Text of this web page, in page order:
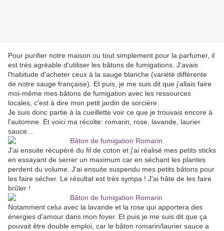
Pour purifier notre maison ou tout simplement pour la parfumer, il
est très agréable d'utiliser les bâtons de fumigations. J'avais
l'habitude d'acheter ceux à la sauge blanche (variété différente
de notre sauge française). Et puis, je me suis dit que j'allais faire
moi-même mes bâtons de fumigation avec les ressources
locales, c'est à dire mon petit jardin de sorcière.
Je suis donc partie à la cueillette voir ce que je trouvais encore à
l'automne. Et voici ma récolte: romarin, rose, lavande, laurier
sauce...
J'ai ensuite récupéré du fil de coton et j'ai réalisé mes petits sticks
en essayant de serrer un maximum car en séchant les plantes
perdent du volume. J'ai ensuite suspendu mes petits bâtons pour
les faire sécher. Le résultat est très sympa ! J'ai hâte de les faire
brûler !
Notamment celui avec la lavande et la rose qui apportera des
énergies d'amour dans mon foyer. Et puis je me suis dit que ça
pouvait être double emploi, car le bâton romarin/laurier sauce a